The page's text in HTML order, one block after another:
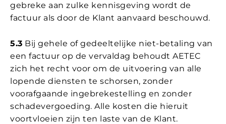
gebreke aan zulke kennisgeving wordt de
factuur als door de Klant aanvaard beschouwd.
5.3 Bij gehele of gedeeltelijke niet-betaling van
een factuur op de vervaldag behoudt AETEC
zich het recht voor om de uitvoering van alle
lopende diensten te schorsen, zonder
voorafgaande ingebrekestelling en zonder
schadevergoeding. Alle kosten die hieruit
voortvloeien zijn ten laste van de Klant.